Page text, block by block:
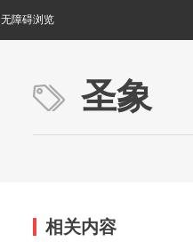
无障碍浏览
圣象
相关内容